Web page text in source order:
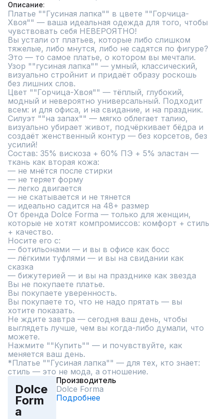
Описание
Платье ""Гусиная лапка"" в цвете ""Горчица-
Хвоя"" — ваша идеальная одежда для того, чтобы
чувствовать себя НЕВЕРОЯТНО!
Вы устали от платьев, которые либо слишком
тяжелые, либо мнутся, либо не садятся по фигуре?
Это — то самое платье, о котором вы мечтали.
Узор ""гусиная лапка"" — умный, классический,
визуально стройнит и придаёт образу роскошь
без лишних слов.
Цвет ""Горчица-Хвоя"" — тёплый, глубокий,
модный и невероятно универсальный. Подходит
всем: и для офиса, и на свидание, и на праздник.
Силуэт ""на запах"" — мягко облегает талию,
визуально убирает живот, подчёркивает бёдра и
создаёт женственный контур — без корсетов, без
усилий!
Состав: 35% вискоза + 60% ПЭ + 5% эластан —
ткань как вторая кожа:
— не мнётся после стирки
— не теряет форму
— легко двигается
— не скатывается и не тянется
— идеально садится на 48+ размер
От бренда Dolce Forma — только для женщин,
которые не хотят компромиссов: комфорт + стиль
+ качество.
Носите его с:
— ботильонами — и вы в офисе как босс
— лёгкими туфлями — и вы на свидании как
сказка
— бижутерией — и вы на празднике как звезда
Вы не покупаете платье.
Вы покупаете уверенность.
Вы покупаете то, что не надо прятать — вы
хотите показать.
Не ждите завтра — сегодня ваш день, чтобы
выглядеть лучше, чем вы когда-либо думали, что
можете.
Нажмите ""Купить"" — и почувствуйте, как
меняется ваш день.
*Платье ""Гусиная лапка"" — для тех, кто знает:
стиль — это не мода, а отношение.
Dolce
Form
a
Производитель
Dolce Forma
Подробнее